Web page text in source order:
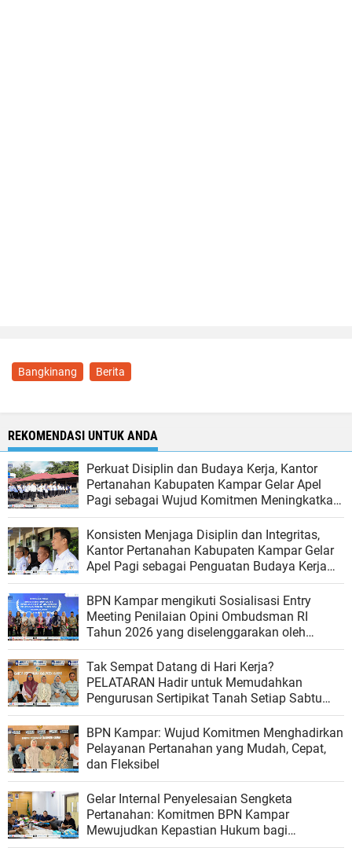
Bangkinang Berita
REKOMENDASI UNTUK ANDA
Perkuat Disiplin dan Budaya Kerja, Kantor
Pertanahan Kabupaten Kampar Gelar Apel
Pagi sebagai Wujud Komitmen Meningkatkan
Kualitas Pelayanan
Konsisten Menjaga Disiplin dan Integritas,
Kantor Pertanahan Kabupaten Kampar Gelar
Apel Pagi sebagai Penguatan Budaya Kerja
Organisasi
BPN Kampar mengikuti Sosialisasi Entry
Meeting Penilaian Opini Ombudsman RI
Tahun 2026 yang diselenggarakan oleh
Ombudsman RI
Tak Sempat Datang di Hari Kerja?
PELATARAN Hadir untuk Memudahkan
Pengurusan Sertipikat Tanah Setiap Sabtu
dan Minggu
BPN Kampar: Wujud Komitmen Menghadirkan
Pelayanan Pertanahan yang Mudah, Cepat,
dan Fleksibel
Gelar Internal Penyelesaian Sengketa
Pertanahan: Komitmen BPN Kampar
Mewujudkan Kepastian Hukum bagi
Masyarakat